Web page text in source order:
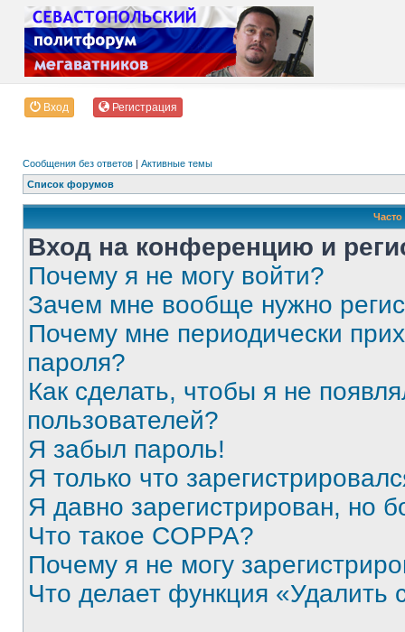
Вход Регистрация
Сообщения без ответов | Активные темы
Список форумов
Вход на конференцию и
Почему я не могу войти?
Зачем мне вообще нужно
Почему мне периодически
пароля?
Как сделать, чтобы я не
пользователей?
Я забыл пароль!
Я только что
Я давно зарегистрирован, но
Что такое COPPA?
Почему я не могу
Что делает функция «Удалить